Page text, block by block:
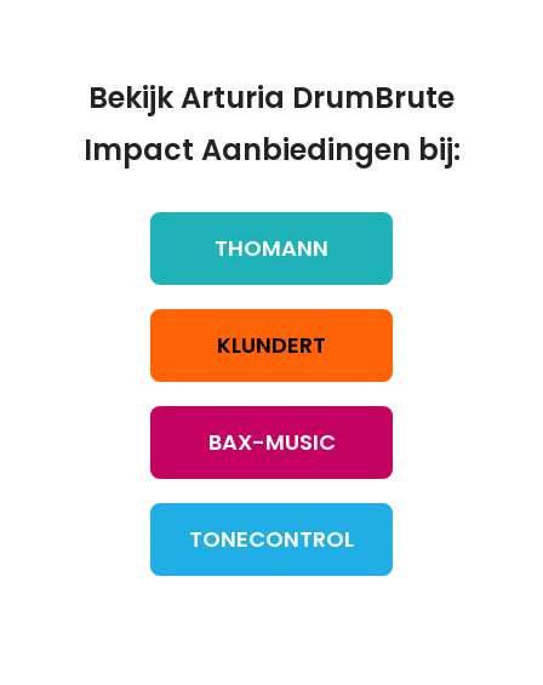
Bekijk Arturia DrumBrute
Impact Aanbiedingen bij:
THOMANN
KLUNDERT
BAX-MUSIC
TONECONTROL